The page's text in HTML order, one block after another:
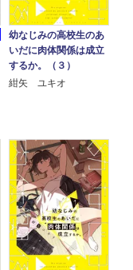
幼なじみの高校生のあ
いだに肉体関係は成立
するか。（３）
紺矢 ユキオ